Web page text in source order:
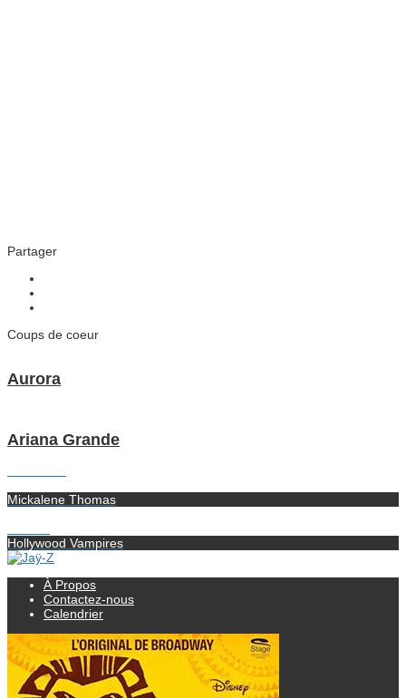
Partager
Coups de coeur
Aurora
Ariana Grande
Mickalene Thomas
Hollywood Vampires
À Propos
Contactez-nous
Calendrier